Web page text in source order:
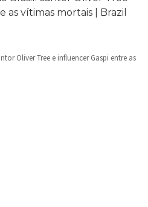
vítimas mortais | Brazil
Oliver Tree e influencer Gaspi entre as